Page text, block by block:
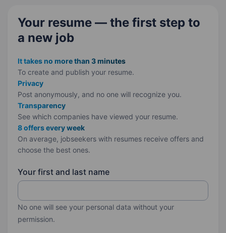
Your resume — the first step to
a new job
It takes no more than 3 minutes
To create and publish your resume.
Privacy
Post anonymously, and no one will recognize you.
Transparency
See which companies have viewed your resume.
8 offers every week
On average, jobseekers with resumes receive offers and
choose the best ones.
Your first and last name
No one will see your personal data without your
permission.